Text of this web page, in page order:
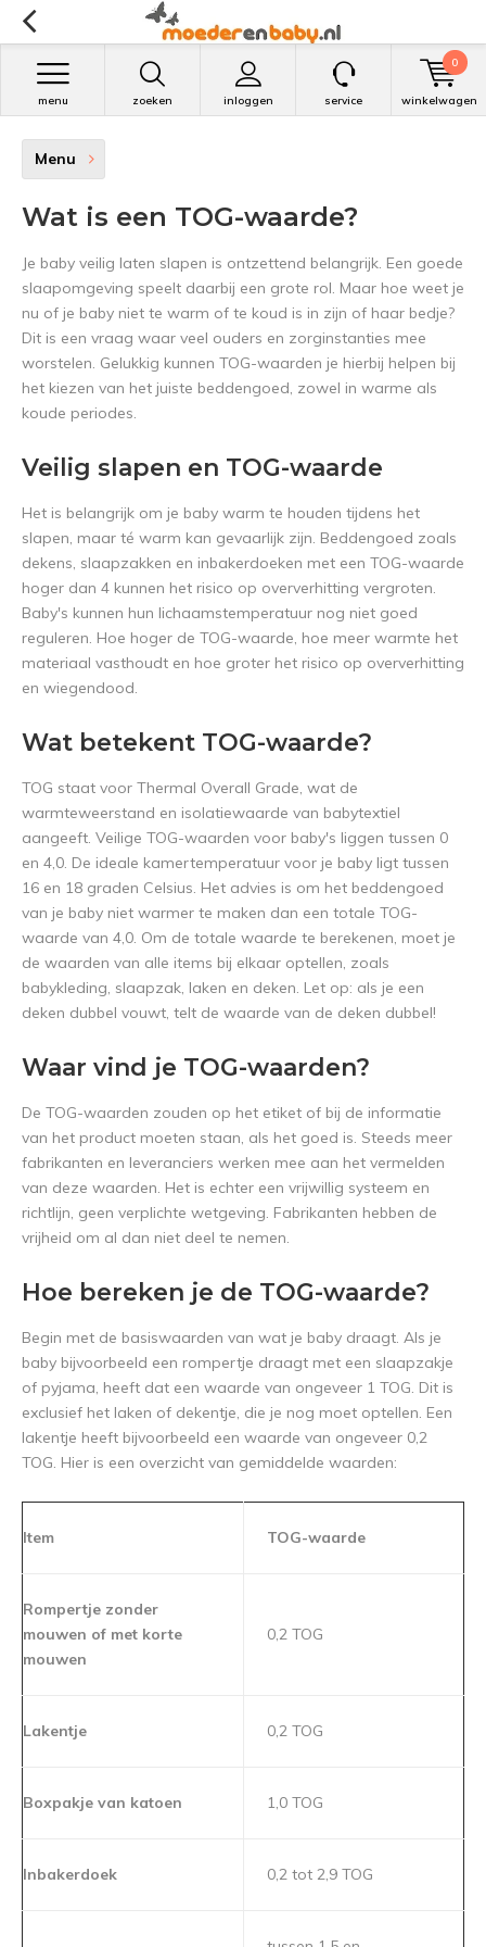
zoeken inloggen
menu service winkelwagen
0
Menu
Wat is een TOG-waarde?
Je baby veilig laten slapen is ontzettend belangrijk. Een goede
slaapomgeving speelt daarbij een grote rol. Maar hoe weet je
nu of je baby niet te warm of te koud is in zijn of haar bedje?
Dit is een vraag waar veel ouders en zorginstanties mee
worstelen. Gelukkig kunnen TOG-waarden je hierbij helpen bij
het kiezen van het juiste beddengoed, zowel in warme als
koude periodes.
Veilig slapen en TOG-waarde
Het is belangrijk om je baby warm te houden tijdens het
slapen, maar té warm kan gevaarlijk zijn. Beddengoed zoals
dekens, slaapzakken en inbakerdoeken met een TOG-waarde
hoger dan 4 kunnen het risico op oververhitting vergroten.
Baby's kunnen hun lichaamstemperatuur nog niet goed
reguleren. Hoe hoger de TOG-waarde, hoe meer warmte het
materiaal vasthoudt en hoe groter het risico op oververhitting
en wiegendood.
Wat betekent TOG-waarde?
TOG staat voor Thermal Overall Grade, wat de
warmteweerstand en isolatiewaarde van babytextiel
aangeeft. Veilige TOG-waarden voor baby's liggen tussen 0
en 4,0. De ideale kamertemperatuur voor je baby ligt tussen
16 en 18 graden Celsius. Het advies is om het beddengoed
van je baby niet warmer te maken dan een totale TOG-
waarde van 4,0. Om de totale waarde te berekenen, moet je
de waarden van alle items bij elkaar optellen, zoals
babykleding, slaapzak, laken en deken. Let op: als je een
deken dubbel vouwt, telt de waarde van de deken dubbel!
Waar vind je TOG-waarden?
De TOG-waarden zouden op het etiket of bij de informatie
van het product moeten staan, als het goed is. Steeds meer
fabrikanten en leveranciers werken mee aan het vermelden
van deze waarden. Het is echter een vrijwillig systeem en
richtlijn, geen verplichte wetgeving. Fabrikanten hebben de
vrijheid om al dan niet deel te nemen.
Hoe bereken je de TOG-waarde?
Begin met de basiswaarden van wat je baby draagt. Als je
baby bijvoorbeeld een rompertje draagt met een slaapzakje
of pyjama, heeft dat een waarde van ongeveer 1 TOG. Dit is
exclusief het laken of dekentje, die je nog moet optellen. Een
lakentje heeft bijvoorbeeld een waarde van ongeveer 0,2
TOG. Hier is een overzicht van gemiddelde waarden:
Item TOG-waarde
Rompertje zonder
mouwen of met korte
mouwen
0,2 TOG
Lakentje 0,2 TOG
Boxpakje van katoen 1,0 TOG
Inbakerdoek 0,2 tot 2,9 TOG